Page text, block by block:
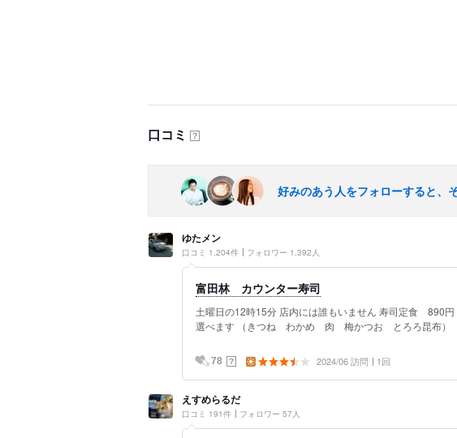
口コミ ？
好みのあう人をフォローすると、
ゆたメン
口コミ 1,204件 フォロワー 1,392人
富田林 カウンター寿司
土曜日の12時15分 店内には誰もいません 寿司定食 890円
選べます （きつね わかめ 肉 梅かつお とろろ昆布）
78 ？ 2024/06 訪問 1回
えすめらるだ
口コミ 191件 フォロワー 57人